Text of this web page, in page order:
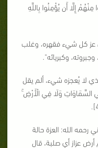
مِنْهُمْ إِلَّا أَن يُؤْمِنُوا بِاللَّهِ
عز كل شيء فقهره، وغلب
وكبريائه".
لا يُعجزه شيء، ألم يقل
السَّمَاوَاتِ وَلَا فِي الْأَرْضِ
رحمه الله: العزة حالة
عزاز أي صلبة، قال